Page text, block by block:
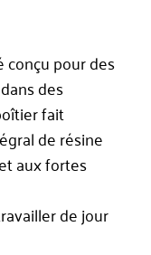
pour des
des
fait
de résine
aux fortes
de jour